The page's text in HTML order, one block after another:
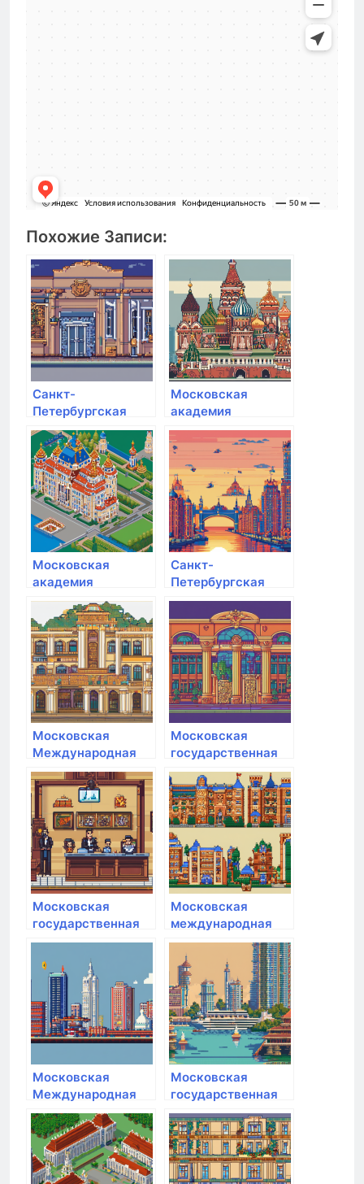
Похожие Записи:
Санкт-
Петербургская
академия
следственного
комитета
Московская
академия
Следственного
комитета РФ
Московская
академия
Следственного
комитета РФ
Санкт-
Петербургская
академия
Следственного
комитета РФ
Московская
Международная
Академия
Московская
государственная
академия
ветеринарной
медицины и
биотехнологии им.
К.И. Скрябина
Московская
государственная
академия
культуры
Московская
международная
академия
Московская
Международная
Академия
Московская
государственная
академия водного
транспорта